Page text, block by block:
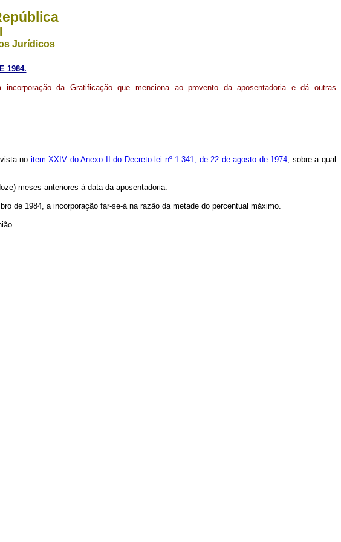
Jurídicos
1984.
incorporação da Gratificação que menciona ao provento da aposentadoria e dá outras
no item XXIV do Anexo II do Decreto-lei nº 1.341, de 22 de agosto de 1974 , sobre a qual
meses anteriores à data da aposentadoria.
1984, a incorporação far-se-á na razão da metade do percentual máximo.